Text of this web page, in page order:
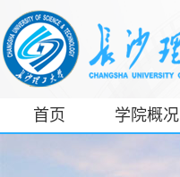
首页 学院概况
工信部专精特